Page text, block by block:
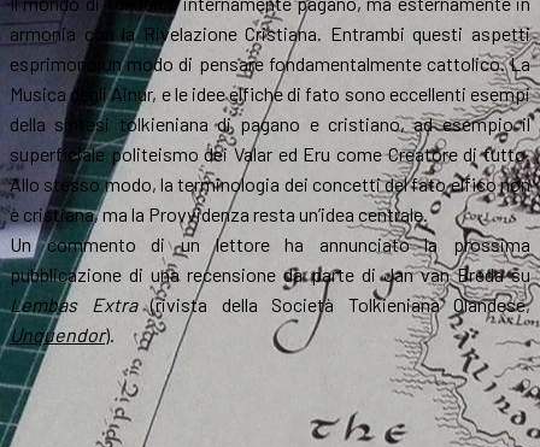
armonia con la Rivelazione Cristiana. Entrambi questi aspetti
esprimono un modo di pensare fondamentalmente cattolico. La
Musica degli Ainur, e le idee elfiche di fato sono eccellenti esempi
della sintesi tolkieniana di pagano e cristiano, ad esempio il
superficiale politeismo dei Valar ed Eru come Creatore di tutto.
Allo stesso modo, la terminologia dei concetti del fato elfico non
è cristiana, ma la Provvidenza resta un’idea centrale.
Un commento di un lettore ha annunciato la prossima
pubblicazione di una recensione da parte di Jan van Breda su
Lembas Extra(rivista della Società Tolkieniana Olandese,
Unquendor).